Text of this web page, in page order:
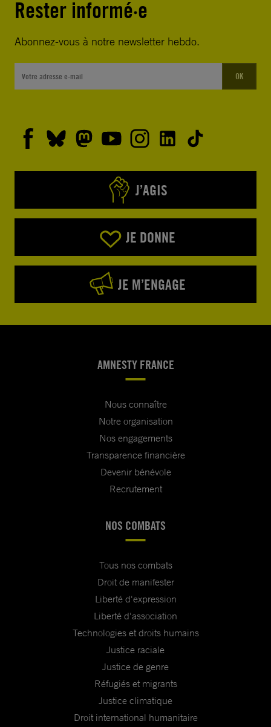
Rester informé·e
Abonnez-vous à notre newsletter hebdo.
OK
J’AGIS
JE DONNE
JE M’ENGAGE
AMNESTY FRANCE
Nous connaître
Notre organisation
Nos engagements
Transparence financière
Devenir bénévole
Recrutement
NOS COMBATS
Tous nos combats
Droit de manifester
Liberté d'expression
Liberté d'association
Technologies et droits humains
Justice raciale
Justice de genre
Réfugiés et migrants
Justice climatique
Droit international humanitaire